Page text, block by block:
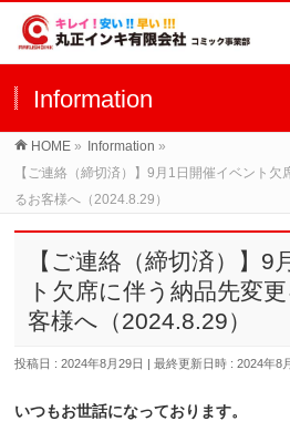
Information
HOME » Information »
【ご連絡（締切済）】9月1日開催イベント
るお客様へ（2024.8.29）
【ご連絡（締切済）】9
ト欠席に伴う納品先変
客様へ（2024.8.29）
投稿日 : 2024年8月29日 最終更新日時 : 2024年8
いつもお世話になっております。